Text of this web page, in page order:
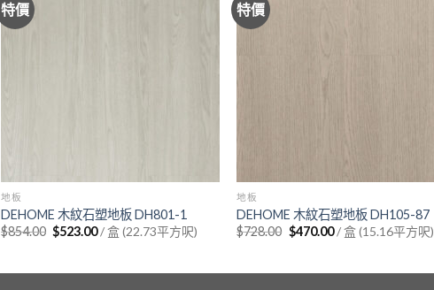
特價
地板
DEHOME 木紋石塑地板 DH801-1
$854.00 Original
price
$523.00Current
price
/ 盒 (22.73平方呎)
特價
地板
DEHOME 木紋石塑地板 DH105-87
$728.00 Original
price
$470.00Current
price
/ 盒 (15.16平方呎)